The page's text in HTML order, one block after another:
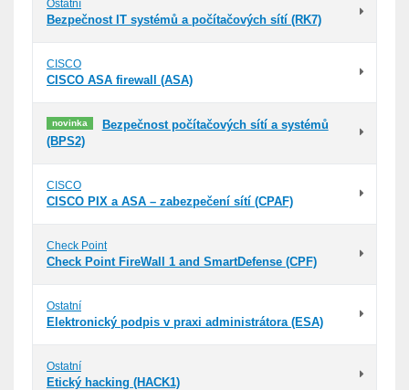
Ostatní
Bezpečnost IT systémů a počítačových sítí (RK7)
CISCO
CISCO ASA firewall (ASA)
novinka
Bezpečnost počítačových sítí a systémů
(BPS2)
CISCO
CISCO PIX a ASA – zabezpečení sítí (CPAF)
Check Point
Check Point FireWall 1 and SmartDefense (CPF)
Ostatní
Elektronický podpis v praxi administrátora (ESA)
Ostatní
Etický hacking (HACK1)